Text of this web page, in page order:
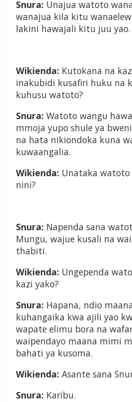
Snura: Unajua watoto
wanajua kila kitu
lakini hawajali kitu juu yao.
Wikienda: Kutokana na
inakubidi kusafiri huku na
kuhusu watoto?
Snura: Watoto wangu
mmoja yupo shule ya
na hata nikiondoka kuna
kuwaangalia.
Wikienda: Unataka
nini?
Snura: Napenda sana
Mungu, wajue kusali na
thabiti.
Wikienda: Ungependa
kazi yako?
Snura: Hapana, ndio
kuhangaika kwa ajili yao
wapate elimu bora na
waipendayo maana mimi
bahati ya kusoma.
Wikienda: Asante sana
Snura: Karibu.